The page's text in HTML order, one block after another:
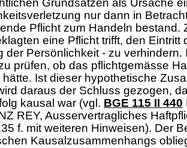
Grundsätzen als Ursache
nur dann in
Pflicht zum Handeln bestand.
eine Pflicht trifft, den Eintritt
der Persönlichkeit - zu verhindern.
prüfen, ob das pflichtgemässe
hätte. Ist dieser hypothetische
daraus der Schluss gezogen,
kausal war (vgl. BGE 115 II 440
REY, Ausservertragliches
f. mit weiteren Hinweisen). Der
Kausalzusammenhangs